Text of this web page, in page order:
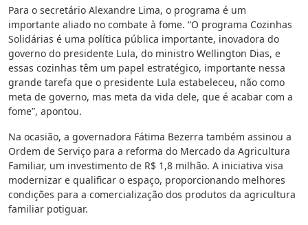
Para o secretário Alexandre Lima, o programa é um
importante aliado no combate à fome. “O programa Cozinhas
Solidárias é uma política pública importante, inovadora do
governo do presidente Lula, do ministro Wellington Dias, e
essas cozinhas têm um papel estratégico, importante nessa
grande tarefa que o presidente Lula estabeleceu, não como
meta de governo, mas meta da vida dele, que é acabar com a
fome”, apontou.
Na ocasião, a governadora Fátima Bezerra também assinou a
Ordem de Serviço para a reforma do Mercado da Agricultura
Familiar, um investimento de R$ 1,8 milhão. A iniciativa visa
modernizar e qualificar o espaço, proporcionando melhores
condições para a comercialização dos produtos da agricultura
familiar potiguar.